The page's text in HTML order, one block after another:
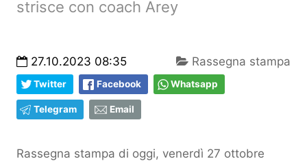
strisce con coach Arey
27.10.2023 08:35 Rassegna stampa
Twitter Facebook Whatsapp
Telegram Email
Rassegna stampa di oggi, venerdì 27 ottobre